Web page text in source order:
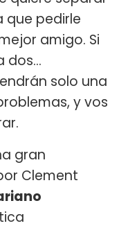
que pedirle
amigo. Si
dos...
solo una
y vos
gran
Clement